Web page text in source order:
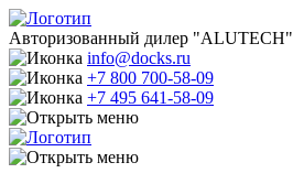
Авторизованный дилер "ALUTECH"
info@docks.ru
+7 800 700-58-09
+7 495 641-58-09